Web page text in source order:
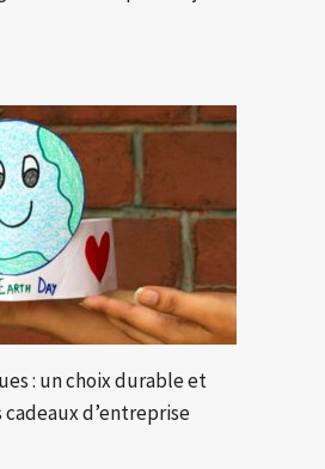
: un choix durable et
d’entreprise